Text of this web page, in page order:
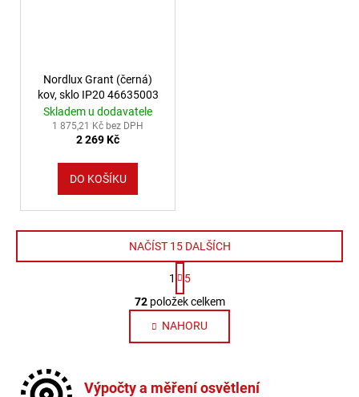
Nordlux Grant (černá)
kov, sklo IP20 46635003
Skladem u dodavatele
1 875,21 Kč bez DPH
2 269 Kč
DO KOŠÍKU
Ovládací prvky výpisu
NAČÍST 15 DALŠÍCH
Stránkování
1
5
72položek celkem
NAHORU
Výpočty a měření osvětlení